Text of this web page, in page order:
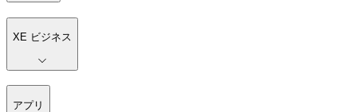
XE ビジネス
アプリ